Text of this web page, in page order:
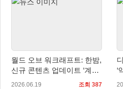
월드 오브 워크래프트: 한밤,
신규 콘텐츠 업데이트 ‘계시’
적용!
2026.06.19 조회 387
‘